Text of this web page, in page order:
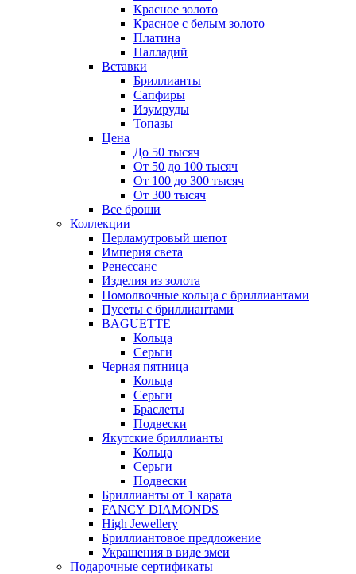
Красное золото
Красное с белым золото
Платина
Палладий
Вставки
Бриллианты
Сапфиры
Изумруды
Топазы
Цена
До 50 тысяч
От 50 до 100 тысяч
От 100 до 300 тысяч
От 300 тысяч
Все броши
Коллекции
Перламутровый шепот
Империя света
Ренессанс
Изделия из золота
Помолвочные кольца с бриллиантами
Пусеты с бриллиантами
BAGUETTE
Кольца
Серьги
Черная пятница
Кольца
Серьги
Браслеты
Подвески
Якутские бриллианты
Кольца
Серьги
Подвески
Бриллианты от 1 карата
FANCY DIAMONDS
High Jewellery
Бриллиантовое предложение
Украшения в виде змеи
Подарочные сертификаты